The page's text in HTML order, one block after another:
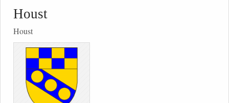
Houst
Houst